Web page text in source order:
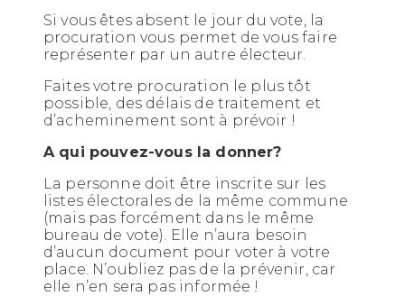
Si vous êtes absent le jour du vote, la
procuration vous permet de vous faire
représenter par un autre électeur.
Faites votre procuration le plus tôt
possible, des délais de traitement et
d’acheminement sont à prévoir !
A qui pouvez-vous la donner?
La personne doit être inscrite sur les
listes électorales de la même commune
(mais pas forcément dans le même
bureau de vote). Elle n’aura besoin
d’aucun document pour voter à votre
place. N’oubliez pas de la prévenir, car
elle n’en sera pas informée !